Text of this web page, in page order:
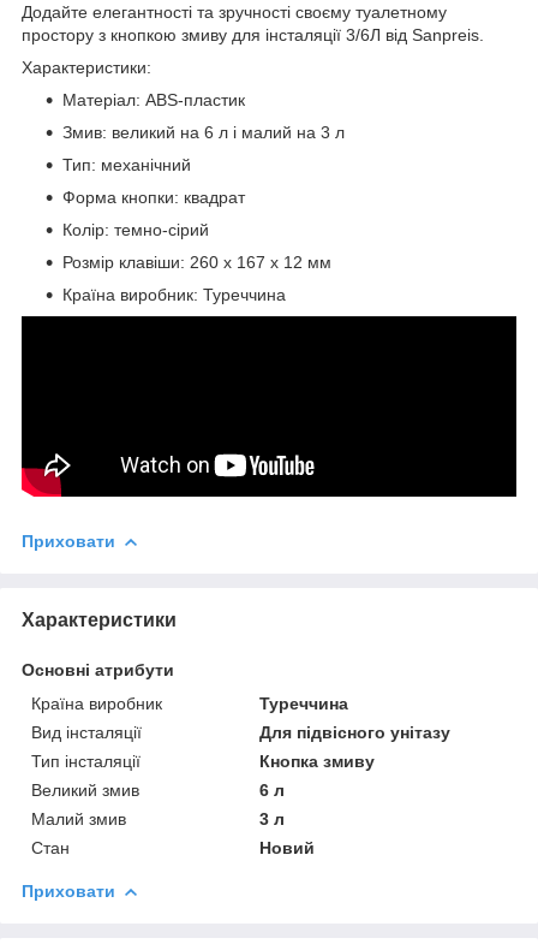
Додайте елегантності та зручності своєму туалетному
простору з кнопкою змиву для інсталяції 3/6Л від Sanpreis.
Характеристики:
Матеріал: ABS-пластик
Змив: великий на 6 л і малий на 3 л
Тип: механічний
Форма кнопки: квадрат
Колір: темно-сірий
Розмір клавіши: 260 х 167 х 12 мм
Країна виробник: Туреччина
Приховати
Характеристики
Основні атрибути
Країна виробник
Туреччина
Вид інсталяції
Для підвісного унітазу
Тип інсталяції
Кнопка змиву
Великий змив
6 л
Малий змив
3 л
Стан
Новий
Приховати